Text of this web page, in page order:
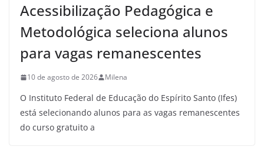
Acessibilização Pedagógica e
Metodológica seleciona alunos
para vagas remanescentes
10 de agosto de 2026 Milena
O Instituto Federal de Educação do Espírito Santo (Ifes)
está selecionando alunos para as vagas remanescentes
do curso gratuito a